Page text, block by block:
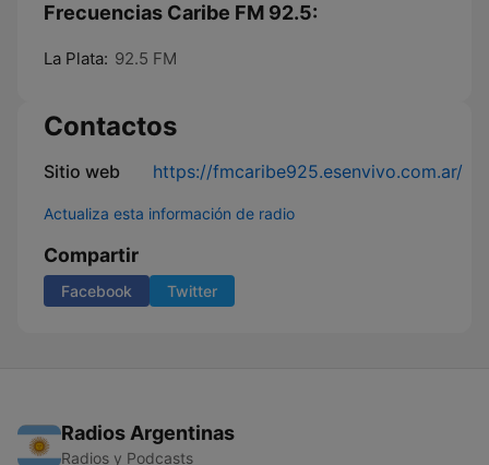
Frecuencias Caribe FM 92.5:
La Plata: 92.5 FM
Contactos
Sitio web https://fmcaribe925.esenvivo.com.ar/
Actualiza esta información de radio
Compartir
Facebook Twitter
Radios Argentinas
Radios y Podcasts